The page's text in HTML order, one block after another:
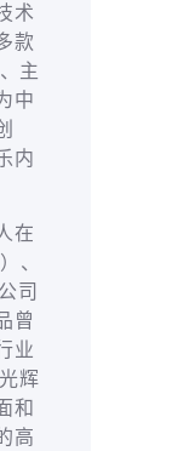
术
款
主
中
内
在
、
公司
曾
业
辉
和
高